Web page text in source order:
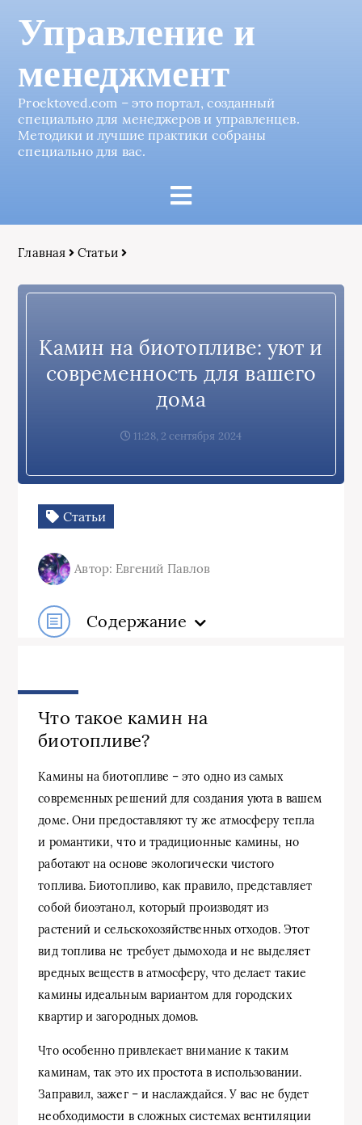
Управление и
менеджмент
Proektoved.com – это портал, созданный
специально для менеджеров и управленцев.
Методики и лучшие практики собраны
специально для вас.
Главная Статьи
Камин на биотопливе: уют и
современность для вашего
дома
11:28, 2 сентября 2024
Статьи
Автор: Евгений Павлов
Содержание
Что такое камин на
биотопливе?
Камины на биотопливе – это одно из самых
современных решений для создания уюта в вашем
доме. Они предоставляют ту же атмосферу тепла
и романтики, что и традиционные камины, но
работают на основе экологически чистого
топлива. Биотопливо, как правило, представляет
собой биоэтанол, который производят из
растений и сельскохозяйственных отходов. Этот
вид топлива не требует дымохода и не выделяет
вредных веществ в атмосферу, что делает такие
камины идеальным вариантом для городских
квартир и загородных домов.
Что особенно привлекает внимание к таким
каминам, так это их простота в использовании.
Заправил, зажег – и наслаждайся. У вас не будет
необходимости в сложных системах вентиляции